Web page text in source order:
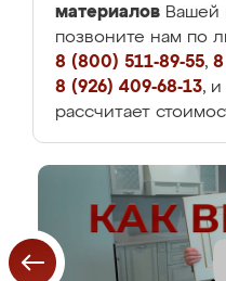
материалов Вашей
позвоните нам по
8 (800) 511-89-55, 8
8 (926) 409-68-13,
рассчитает